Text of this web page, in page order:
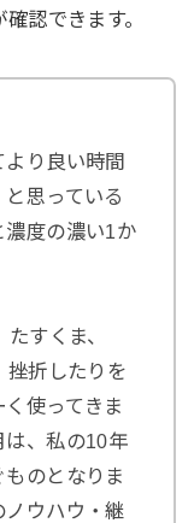
認できます。
より良い時間
思っている
濃度の濃い1か
すくま、
挫折したりを
使ってきま
は、私の10年
のとなりま
ノウハウ・継